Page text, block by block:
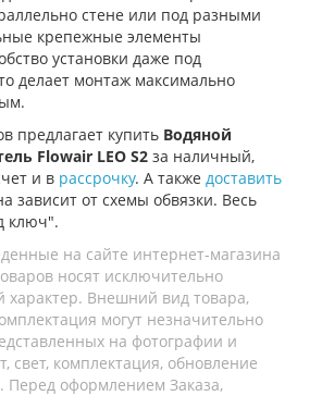
стене или под разными
крепежные элементы
установки даже под
делает монтаж максимально
предлагает купить Водяной
Flowair LEO S2 за наличный,
и в рассрочку. А также доставить
зависит от схемы обвязки. Весь
ключ".
на сайте интернет-магазина
носят исключительно
Внешний вид товара,
могут незначительно
на фотографии и
свет, комплектация, обновление
Перед оформлением Заказа,